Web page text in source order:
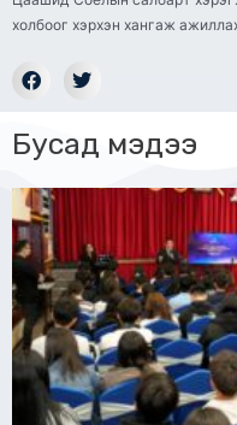
холбоог хэрхэн хангаж
Бусад мэдээ